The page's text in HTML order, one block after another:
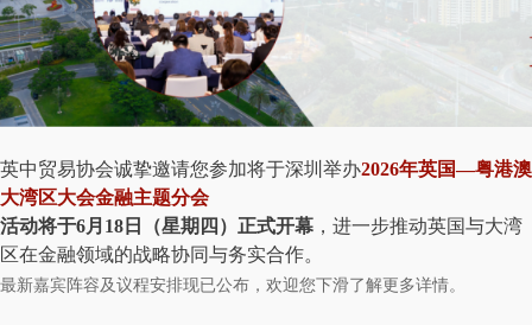
英中贸易协会诚挚邀请您参加将于深圳举办2026年英国—粤港澳
大湾区大会金融主题分会
活动将于6月18日（星期四）正式开幕 ，进一步推动英国与大湾
区在金融领域的战略协同与务实合作。
最新嘉宾阵容及议程安排现已公布，欢迎您下滑了解更多详情。